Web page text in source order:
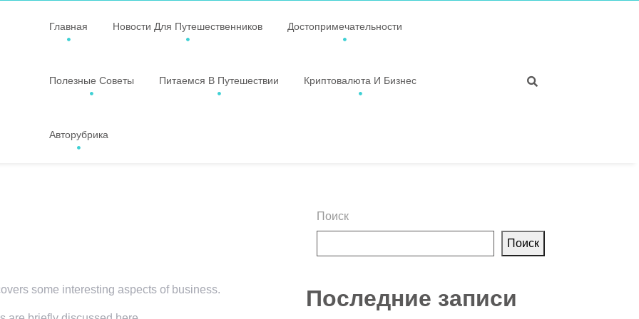
Главная Новости Для Путешественников Достопримечательности
Полезные Советы Питаемся В Путешествии Криптовалюта И Бизнес
Авторубрика
some interesting aspects of business.
Поиск
Поиск
Последние записи